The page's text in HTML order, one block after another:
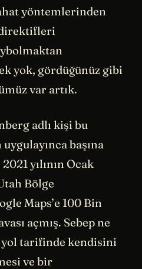
yöntemlerinden
yok, gördüğünüz gibi
var artık.
adlı kişi bu
başına
yılının Ocak
Bölge
Maps’e 100 Bin
açmış. Sebep ne
yol tarifinde kendisini
ve bir